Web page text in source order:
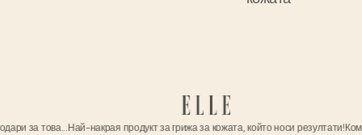
за това...Най-накрая продукт за грижа за кожата, който носи резултати!